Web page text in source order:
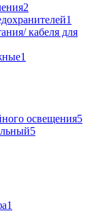
2
1
кабеля для
1
освещения5
5
1